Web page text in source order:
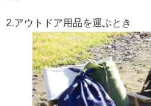
2.アウトドア用品を運ぶとき